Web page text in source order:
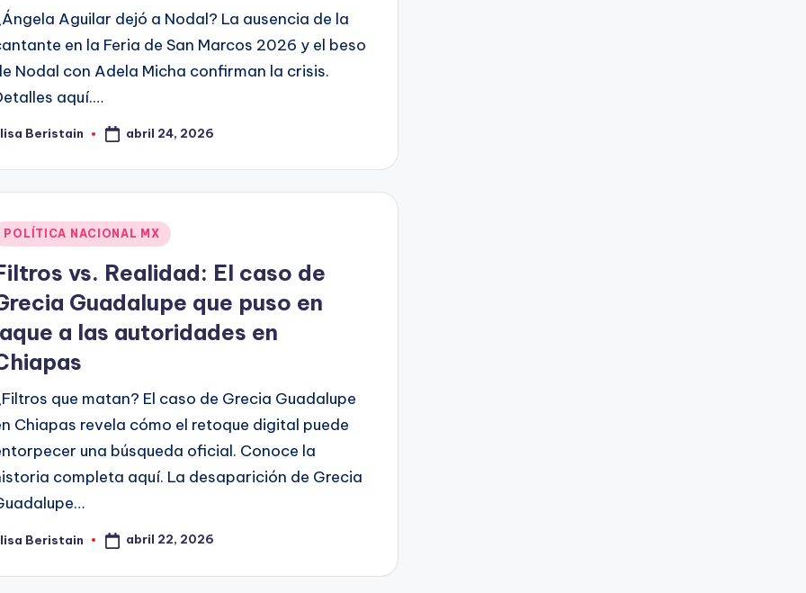
Aguilar dejó a Nodal? La ausencia de la
en la Feria de San Marcos 2026 y el beso
Nodal con Adela Micha confirman la crisis.
aquí.…
Beristain abril 24, 2026
POLÍTICA NACIONAL MX
vs. Realidad: El caso de
Guadalupe que puso en
a las autoridades en
que matan? El caso de Grecia Guadalupe
Chiapas revela cómo el retoque digital puede
una búsqueda oficial. Conoce la
completa aquí. La desaparición de Grecia
Beristain abril 22, 2026